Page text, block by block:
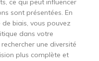
ce qui peut influencer
sont présentées. En
biais, vous pouvez
dans votre
une diversité
plus complète et